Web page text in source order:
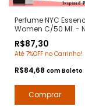
Perfume NYC
Women C/50 Ml. -
Herrera - Contratipos
Premium - Arte 1
R$87,30
Até 7%OFF no Carrinho!
R$84,68 comBoleto